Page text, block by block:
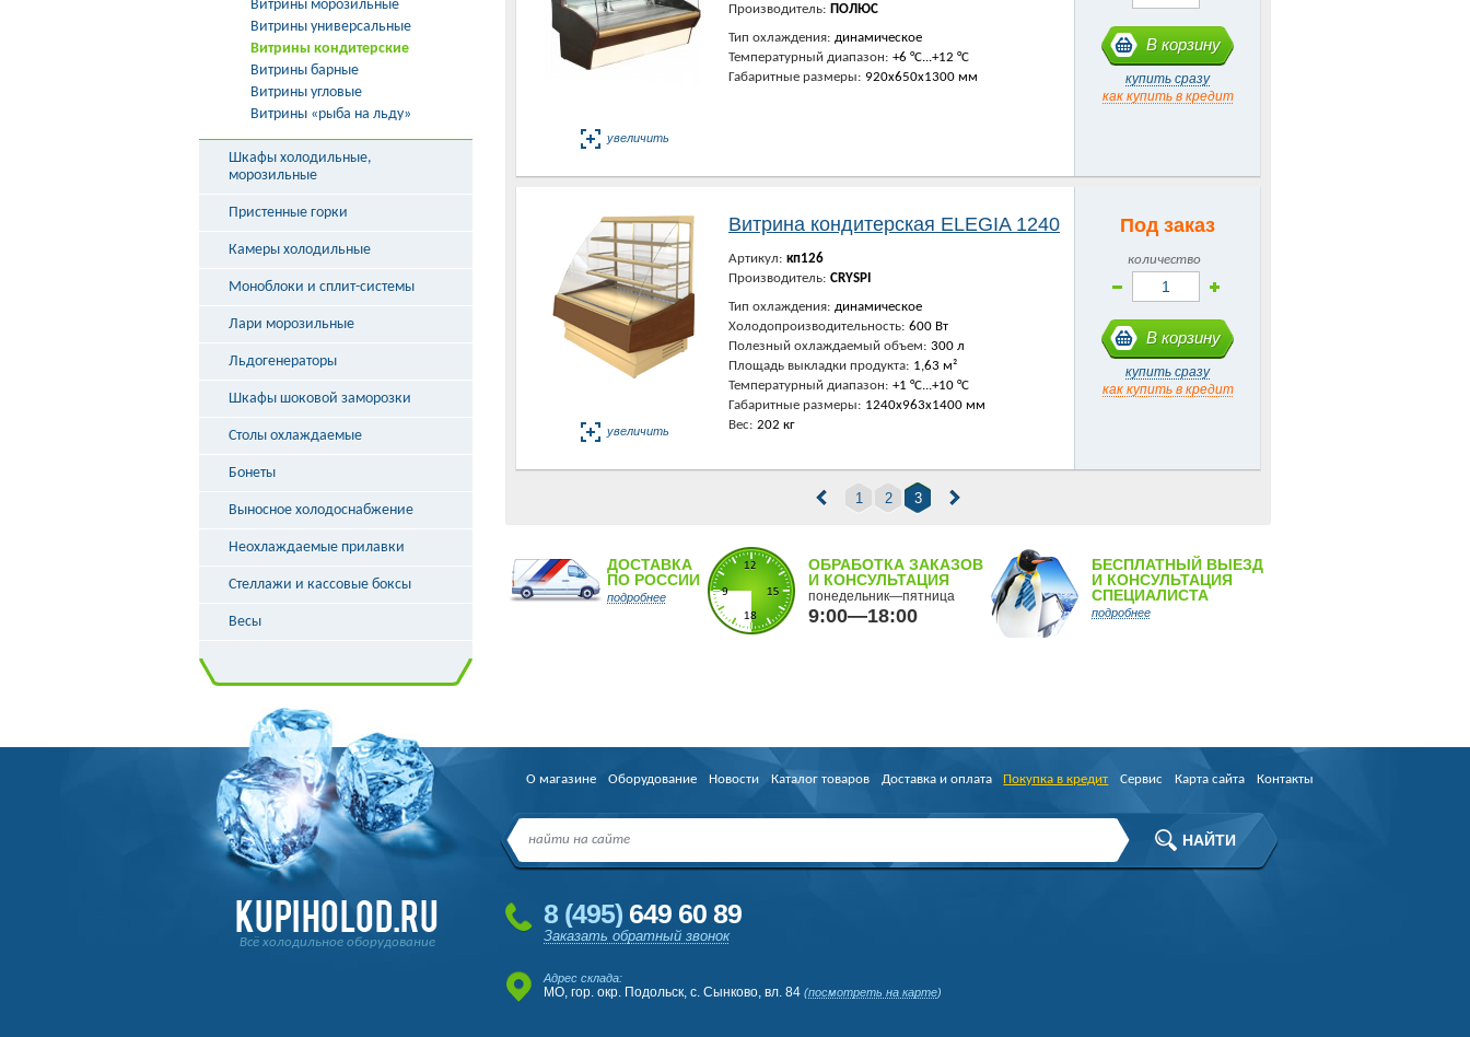
увеличить
Производитель: ПОЛЮС
Тип охлаждения: динамическое
Температурный диапазон: +6 °C...+12 °C
Габаритные размеры: 920х650х1300 мм
В корзину
купить сразу
как купить в кредит
увеличить
Витрина кондитерская ELEGIA 1240
Артикул: кп126
Производитель: CRYSPI
Тип охлаждения: динамическое
Холодопроизводительность: 600 Вт
Полезный охлаждаемый объем: 300 л
Площадь выкладки продукта: 1,63 м²
Температурный диапазон: +1 °C...+10 °C
Габаритные размеры: 1240х963х1400 мм
Вес: 202 кг
Под заказ
количество
В корзину
купить сразу
как купить в кредит
1 2 3
ДОСТАВКА
ПО РОССИИ
подробнее
ОБРАБОТКА ЗАКАЗОВ
И КОНСУЛЬТАЦИЯ
понедельник—пятница
9:00—18:00
БЕСПЛАТНЫЙ ВЫЕЗД
И КОНСУЛЬТАЦИЯ
СПЕЦИАЛИСТА
подробнее
Витрины морозильные
Витрины универсальные
Витрины кондитерские
Витрины барные
Витрины угловые
Витрины «рыба на льду»
Шкафы холодильные,
морозильные
Пристенные горки
Камеры холодильные
Моноблоки и сплит-системы
Лари морозильные
Льдогенераторы
Шкафы шоковой заморозки
Столы охлаждаемые
Бонеты
Выносное холодоснабжение
Неохлаждаемые прилавки
Стеллажи и кассовые боксы
Весы
Всё холодильное оборудование
8 (495) 649 60 89
Заказать обратный звонок
Адрес склада:
МО, гор. окр. Подольск, с. Сынково, вл. 84 (посмотреть на карте)
О магазине Оборудование Новости Каталог товаров Доставка и оплата Покупка в кредит Сервис Карта сайта Контакты